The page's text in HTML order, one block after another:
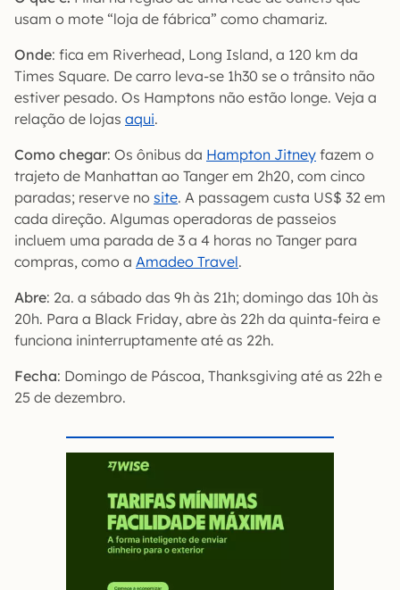
usam o mote “loja de fábrica” como chamariz.
Onde: fica em Riverhead, Long Island, a 120 km da
Times Square. De carro leva-se 1h30 se o trânsito não
estiver pesado. Os Hamptons não estão longe. Veja a
relação de lojas aqui.
Como chegar: Os ônibus da Hampton Jitney fazem o
trajeto de Manhattan ao Tanger em 2h20, com cinco
paradas; reserve no site. A passagem custa US$ 32 em
cada direção. Algumas operadoras de passeios
incluem uma parada de 3 a 4 horas no Tanger para
compras, como a Amadeo Travel.
Abre: 2a. a sábado das 9h às 21h; domingo das 10h às
20h. Para a Black Friday, abre às 22h da quinta-feira e
funciona ininterruptamente até as 22h.
Fecha: Domingo de Páscoa, Thanksgiving até as 22h e
25 de dezembro.